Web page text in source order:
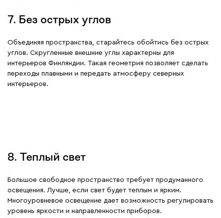
7. Без острых углов
Объединяя пространства, старайтесь обойтись без острых
углов. Скругленные внешние углы характерны для
интерьеров Финляндии. Такая геометрия позволяет сделать
переходы плавными и передать атмосферу северных
интерьеров.
8. Теплый свет
Большое свободное пространство требует продуманного
освещения. Лучше, если свет будет теплым и ярким.
Многоуровневое освещение дает возможность регулировать
уровень яркости и направленности приборов.